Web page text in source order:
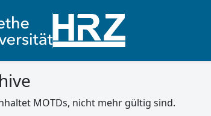
MOTDs, nicht mehr gültig sind.